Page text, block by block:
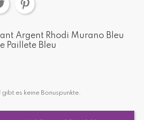
Argent Rhodi Murano Bleu
Paillete Bleu
gibt es keine Bonuspunkte.